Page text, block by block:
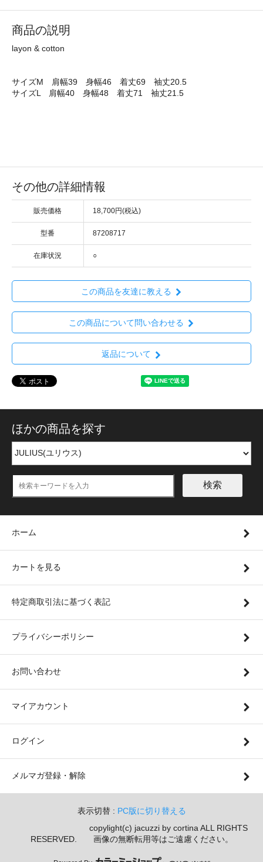
商品の説明
layon & cotton
サイズM 肩幅39 身幅46 着丈69 袖丈20.5
サイズL 肩幅40 身幅48 着丈71 袖丈21.5
その他の詳細情報
販売価格 18,700円(税込)
型番 87208717
在庫状況 ○
この商品を友達に教える
この商品について問い合わせる
返品について
ほかの商品を探す
検索
ホーム
カートを見る
特定商取引法に基づく表記
プライバシーポリシー
お問い合わせ
マイアカウント
ログイン
メルマガ登録・解除
表示切替 : PC版に切り替える
copylight(c) jacuzzi by cortina ALL RIGHTS
RESERVED. 画像の無断転用等はご遠慮ください。